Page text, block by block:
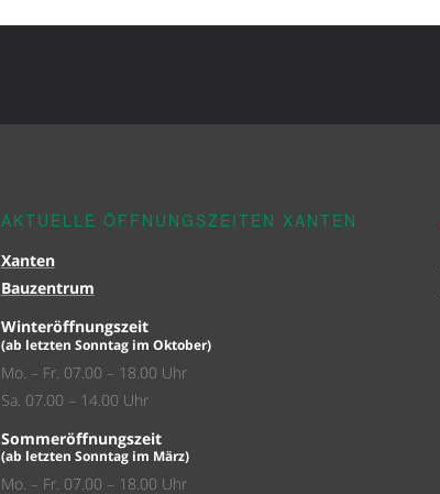
AKTUELLE ÖFFNUNGSZEITEN XANTEN
Xanten
Bauzentrum
Winteröffnungszeit
(ab letzten Sonntag im Oktober)
Mo. – Fr. 07.00 – 18.00 Uhr
Sa. 07.00 – 14.00 Uhr
Sommeröffnungszeit
(ab letzten Sonntag im März)
Mo. – Fr. 07.00 – 18.00 Uhr